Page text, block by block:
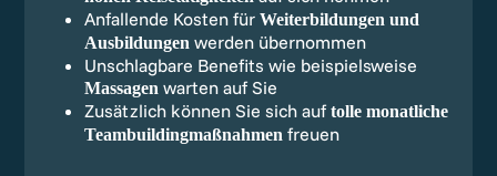
Anfallende Kosten für Weiterbildungen und
Ausbildungen werden übernommen
Unschlagbare Benefits wie beispielsweise
Massagen warten auf Sie
Zusätzlich können Sie sich auftolle monatliche
Teambuildingmaßnahmen freuen